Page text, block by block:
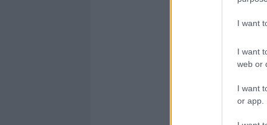
I want
I want
web or
I want
or app.